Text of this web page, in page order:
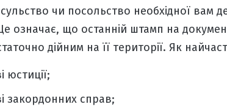
чи посольство необхідної вам
означає, що останній штамп на
дійним на її території. Як
юстиції;
закордонних справ;